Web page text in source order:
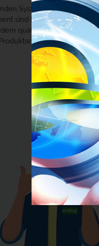
Systeme und viele
sind keine neuen
qualitativ
ein Teil